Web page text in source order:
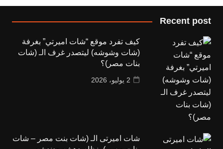
Recent post
كيف تفرد موقع “شات اميرتي” بغرفة
(شات وشوشه) ليتصدر غرف الـ (شات
بنات مصر)؟
2 يوليو، 2026
شات اميرتى الـ (شات بنت مصر – شات